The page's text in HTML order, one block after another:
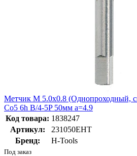
Метчик М 5.0х0.8 (Однопроходный,
Co5 6h B/4-5P 50мм a=4.9
Код товара: 1838247
Артикул:
231050EHT
Бренд:
H-Tools
Под заказ